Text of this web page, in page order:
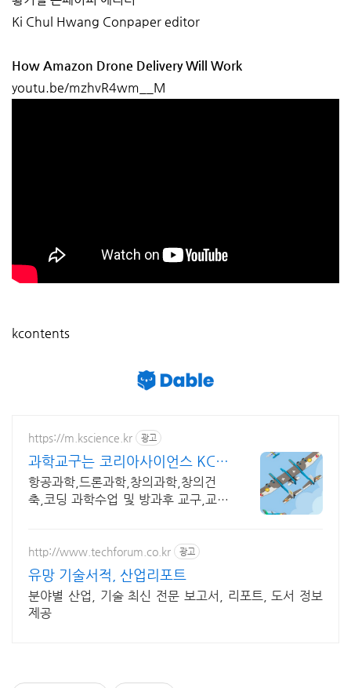
Ki Chul Hwang Conpaper editor
How Amazon Drone Delivery Will Work
youtu.be/mzhvR4wm__M
kcontents
https://m.kscience.kr 광고
과학교구는 코리아사이언스 KC인
증 조립드론
항공과학,드론과학,창의과학,창의건
축,코딩 과학수업 및 방과후 교구,교재
http://www.techforum.co.kr 광고
유망 기술서적, 산업리포트
분야별 산업, 기술 최신 전문 보고서, 리포트, 도서 정보
제공